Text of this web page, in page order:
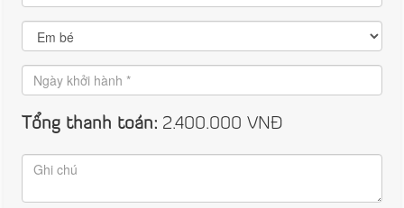
Tổng thanh toán: 2.400.000VNĐ